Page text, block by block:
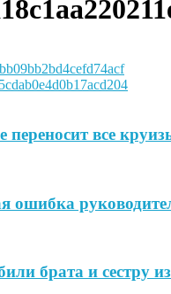
переносит все
ошибка
брата и сестру